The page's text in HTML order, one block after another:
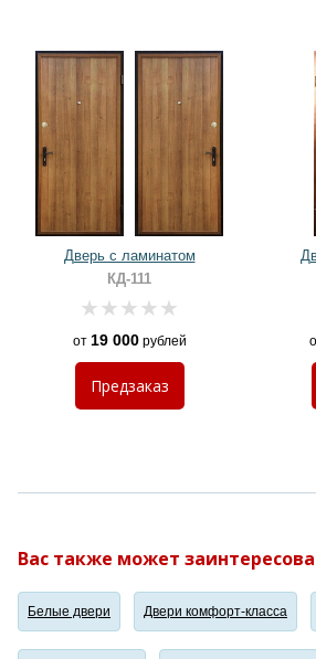
Дверь с ламинатом
КД-111
от 19 000рублей
Предзаказ
Вас также может
Белые двери Двери комфорт-класса